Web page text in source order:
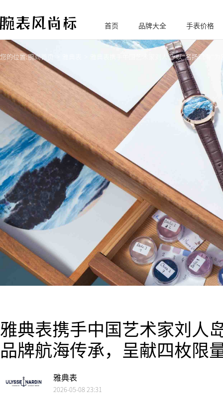
腕
表风尚标
首页 品牌大全 手表价格
您的位置:腕尚首页 雅典表携手中国艺术家刘人岛 以“名扬四海”
雅典表携手中国艺术家刘
品牌航海传承，呈献四枚限
雅典表
2026-05-08 23:31